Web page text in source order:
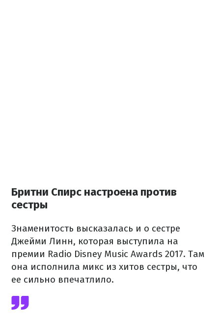
Бритни Спирс настроена против
сестры
Знаменитость высказалась и о сестре
Джейми Линн, которая выступила на
премии Radio Disney Music Awards 2017. Там
она исполнила микс из хитов сестры, что
ее сильно впечатлило.